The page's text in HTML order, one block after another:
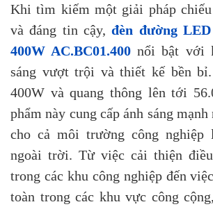
Khi tìm kiếm một giải pháp chiếu
và đáng tin cậy,đèn đường
400W AC.BC01.400 nổi bật với
sáng vượt trội và thiết kế bền
400W và quang thông lên tới
phẩm này cung cấp ánh sáng mạnh
cho cả môi trường công nghiệp
ngoài trời. Từ việc cải thiện
trong các khu công nghiệp đến
toàn trong các khu vực công cộng,